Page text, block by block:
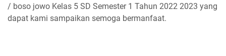
/ boso jowo Kelas 5 SD Semester 1 Tahun 2022 2023 yang
dapat kami sampaikan semoga bermanfaat.